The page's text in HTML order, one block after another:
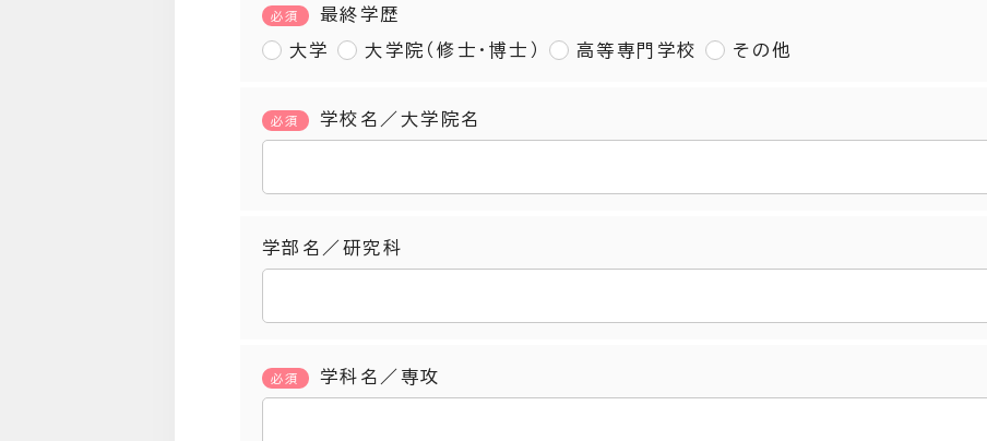
必須 最終学歴
大学 大学院（修士・博士） 高等専門学校 その他
必須 学校名／大学院名
学部名／研究科
必須 学科名／専攻